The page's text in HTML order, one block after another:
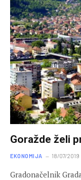
Goražde želi
EKONOMIJA 18/07/2019
Gradonačelnik